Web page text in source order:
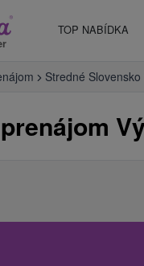
TOP NABÍDKA
Stredné Slovensko